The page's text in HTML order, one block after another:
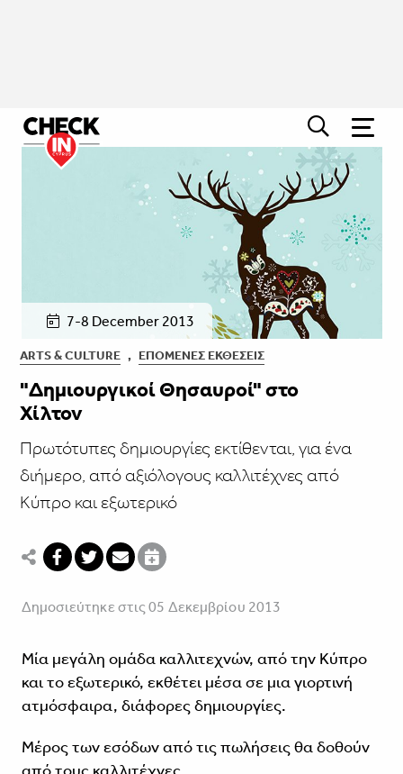
7-8 December 2013
ARTS & CULTURE , ΕΠΌΜΕΝΕΣ ΕΚΘΈΣΕΙΣ
"Δημιουργικοί Θησαυροί" στο
Χίλτον
Πρωτότυπες δημιουργίες εκτίθενται, για ένα
διήμερο, από αξιόλογους καλλιτέχνες από
Κύπρο και εξωτερικό
Δημοσιεύτηκε στις 05 Δεκεμβρίου 2013
Μία μεγάλη ομάδα καλλιτεχνών, από την Κύπρο
και το εξωτερικό, εκθέτει μέσα σε μια γιορτινή
ατμόσφαιρα, διάφορες δημιουργίες.
Μέρος των εσόδων από τις πωλήσεις θα δοθούν